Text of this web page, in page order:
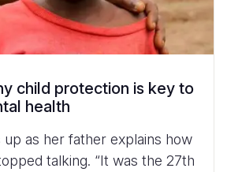
child protection is key to
health
as her father explains how
talking. “It was the 27th